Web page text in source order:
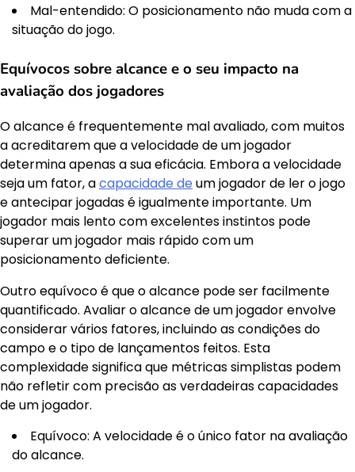
Mal-entendido: O posicionamento não muda com a
situação do jogo.
Equívocos sobre alcance e o seu impacto na
avaliação dos jogadores
O alcance é frequentemente mal avaliado, com muitos
a acreditarem que a velocidade de um jogador
determina apenas a sua eficácia. Embora a velocidade
seja um fator, acapacidade de um jogador de ler o jogo
e antecipar jogadas é igualmente importante. Um
jogador mais lento com excelentes instintos pode
superar um jogador mais rápido com um
posicionamento deficiente.
Outro equívoco é que o alcance pode ser facilmente
quantificado. Avaliar o alcance de um jogador envolve
considerar vários fatores, incluindo as condições do
campo e o tipo de lançamentos feitos. Esta
complexidade significa que métricas simplistas podem
não refletir com precisão as verdadeiras capacidades
de um jogador.
Equívoco: A velocidade é o único fator na avaliação
do alcance.